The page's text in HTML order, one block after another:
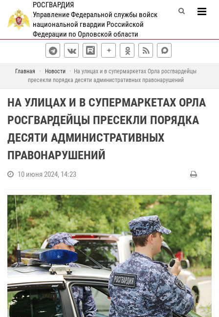
РОСГВАРДИЯ
Управление Федеральной службы войск
национальной гвардии Российской
Федерации по Орловской области
Главная Новости
На улицах и в супермаркетах Орла росгвардейцы
пресекли порядка десяти административных правонарушений
НА УЛИЦАХ И В СУПЕРМАРКЕТАХ ОРЛА
РОСГВАРДЕЙЦЫ ПРЕСЕКЛИ ПОРЯДКА
ДЕСЯТИ АДМИНИСТРАТИВНЫХ
ПРАВОНАРУШЕНИЙ
10 июня 2024, 14:23